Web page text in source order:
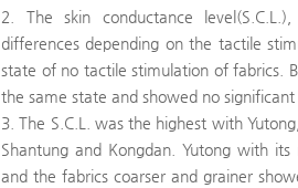
2. The skin conductance
differences depending on the tactile
state of no tactile stimulation of fabrics.
the same state and showed no
3. The S.C.L. was the highest with
Shantung and Kongdan. Yutong with its
and the fabrics coarser and grainer